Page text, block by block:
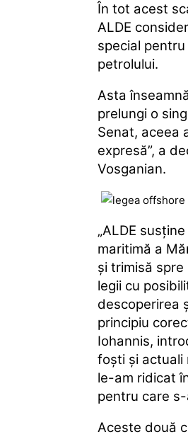
În tot acest
ALDE
special
petrolului.
Asta
prelungi o
Senat, aceea
expresă”, a
Vosganian.
„ALDE
maritimă a
şi trimisă
legii cu
descoperirea
principiu
Iohannis,
foşti şi actuali
le-am ridicat
pentru care
Aceste două